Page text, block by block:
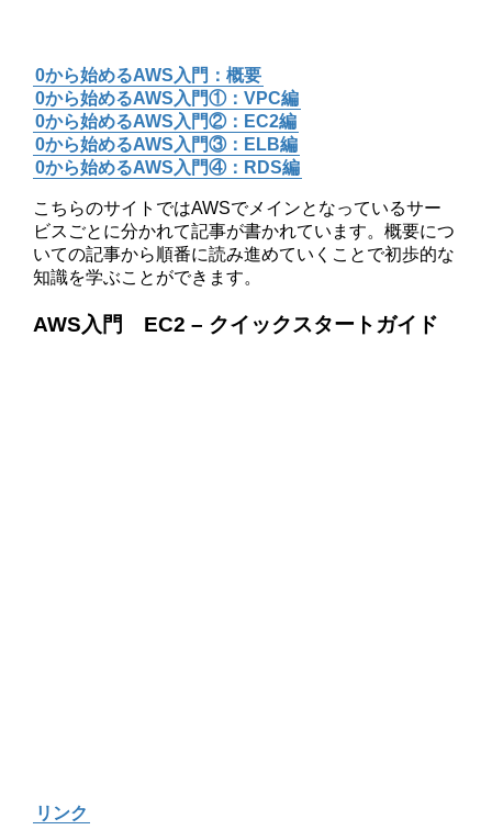
0から始めるAWS入門：概要
0から始めるAWS入門①：VPC編
0から始めるAWS入門②：EC2編
0から始めるAWS入門③：ELB編
0から始めるAWS入門④：RDS編
こちらのサイトではAWSでメインとなっているサー
ビスごとに分かれて記事が書かれています。概要につ
いての記事から順番に読み進めていくことで初歩的な
知識を学ぶことができます。
AWS入門 EC2 – クイックスタートガイド
リンク